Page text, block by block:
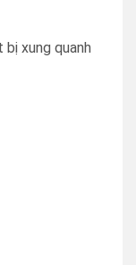
xung quanh